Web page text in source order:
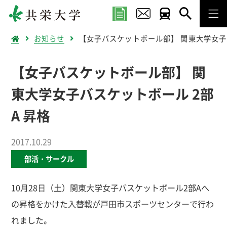
お知らせ 【女子バスケットボール部】 関東大学女
【女子バスケットボール部】 関
東大学女子バスケットボール 2部
A 昇格
2017.10.29
部活・サークル
10月28日（土）関東大学女子バスケットボール2部Aへ
の昇格をかけた入替戦が戸田市スポーツセンターで行わ
れました。